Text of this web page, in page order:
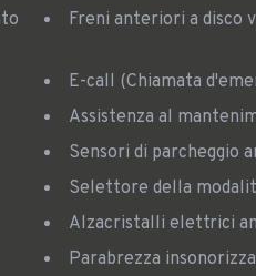
Freni anteriori a
E-call (Chiamata
Assistenza al
Sensori di
Selettore della
Alzacristalli elettrici
Parabrezza